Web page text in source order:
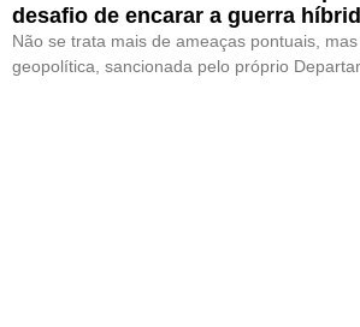
desafio de encarar a guerra
Não se trata mais de ameaças pontuais,
geopolítica, sancionada pelo próprio